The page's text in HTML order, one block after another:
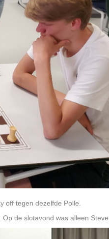
off tegen dezelfde Polle.
de slotavond was alleen